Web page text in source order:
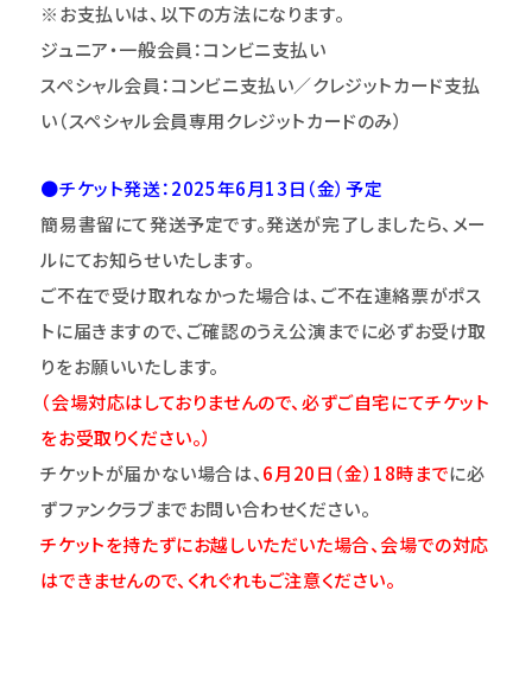
※お支払いは、以下の方法になります。
ジュニア・一般会員：コンビニ支払い
スペシャル会員：コンビニ支払い／クレジットカード支払
い（スペシャル会員専用クレジットカードのみ）
●チケット発送：2025年6月13日（金）予定
簡易書留にて発送予定です。発送が完了しましたら、メー
ルにてお知らせいたします。
ご不在で受け取れなかった場合は、ご不在連絡票がポス
トに届きますので、ご確認のうえ公演までに必ずお受け取
りをお願いいたします。
（会場対応はしておりませんので、必ずご自宅にてチケット
をお受取りください。）
チケットが届かない場合は、6月20日（金）18時までに必
ずファンクラブまでお問い合わせください。
チケットを持たずにお越しいただいた場合、会場での対応
はできませんので、くれぐれもご注意ください。